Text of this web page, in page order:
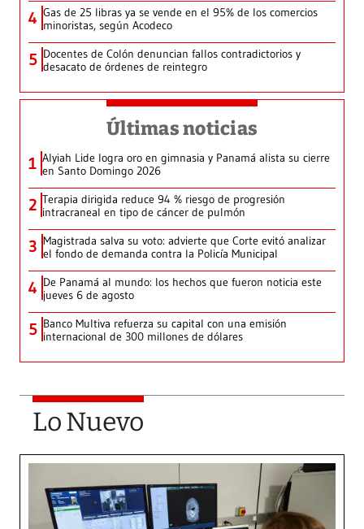
4 Gas de 25 libras ya se vende en el 95% de los comercios
minoristas, según Acodeco
5 Docentes de Colón denuncian fallos contradictorios y
desacato de órdenes de reintegro
Últimas noticias
1 Alyiah Lide logra oro en gimnasia y Panamá alista su cierre
en Santo Domingo 2026
2 Terapia dirigida reduce 94 % riesgo de progresión
intracraneal en tipo de cáncer de pulmón
3 Magistrada salva su voto: advierte que Corte evitó analizar
el fondo de demanda contra la Policía Municipal
4 De Panamá al mundo: los hechos que fueron noticia este
jueves 6 de agosto
5 Banco Multiva refuerza su capital con una emisión
internacional de 300 millones de dólares
Lo Nuevo